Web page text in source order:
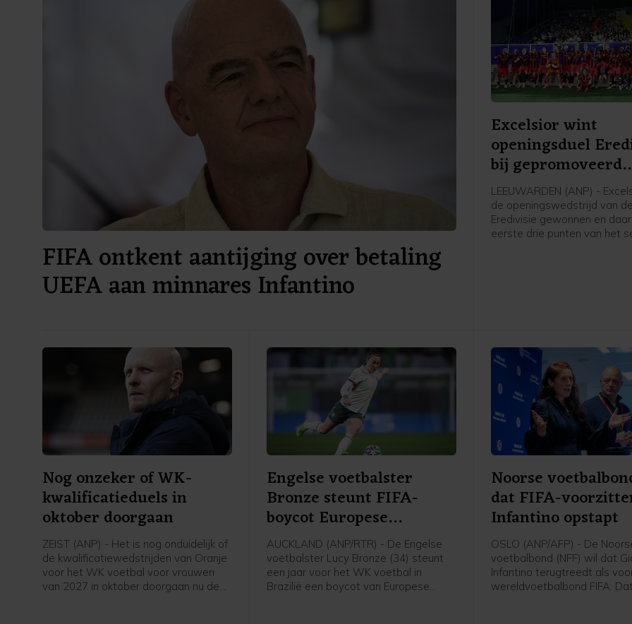
FIFA ontkent aantijging over betaling
UEFA aan minnares Infantino
Excelsior wint
openingsduel
bij gepromoveerd
Cambuur
LEEUWARDEN (ANP) -
de openingswedstrijd van de
Eredivisie gewonnen en
eerste drie punten van het
Nog onzeker of WK-
kwalificatieduels in
oktober doorgaan
ZEIST (ANP) - Het is nog onduidelijk of
de kwalificatiewedstrijden van Oranje
voor het WK voetbal voor vrouwen
van 2027 in oktober doorgaan nu de
Engelse voetbalster
Bronze steunt FIFA-
boycot Europese
speelsters
AUCKLAND (ANP/RTR) - De Engelse
voetbalster Lucy Bronze (34) steunt
een jaar voor het WK voetbal in
Brazilië een boycot van Europese
Noorse
dat FIFA-
Infantino opstapt
OSLO (ANP/AFP) - De
voetbalbond (NFF) wil dat
Infantino terugtreedt als
wereldvoetbalbond FIFA.